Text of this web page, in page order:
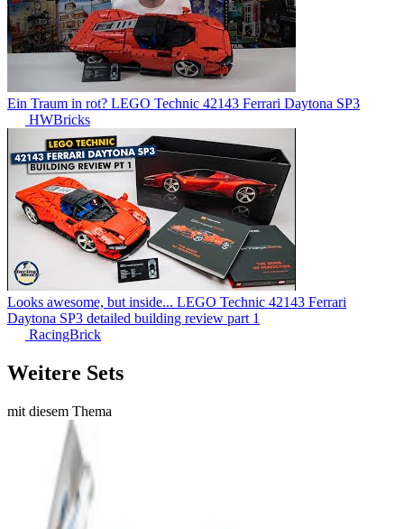
Ein Traum in rot? LEGO Technic 42143 Ferrari Daytona SP3
HWBricks
Looks awesome, but inside... LEGO Technic 42143 Ferrari
Daytona SP3 detailed building review part 1
RacingBrick
Weitere Sets
mit diesem Thema